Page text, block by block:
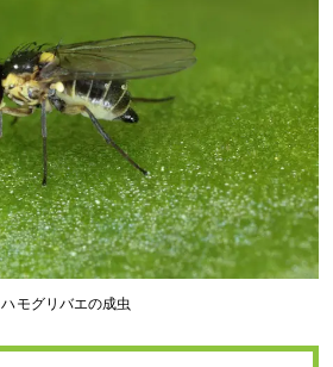
ハモグリバエの成虫